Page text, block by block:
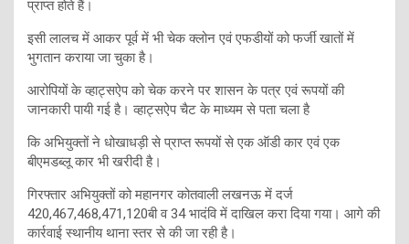
प्राप्त होते हैं।
इसी लालच में आकर पूर्व में भी चेक क्लोन एवं एफडीयों को फर्जी खातों में
भुगतान कराया जा चुका है।
आरोपियों के व्हाट्सऐप को चेक करने पर शासन के पत्र एवं रूपयों की
जानकारी पायी गई है। व्हाट्सऐप चैट के माध्यम से पता चला है
कि अभियुक्तों ने धोखाधड़ी से प्राप्त रूपयों से एक ऑडी कार एवं एक
बीएमडब्लू कार भी खरीदी है।
गिरफ्तार अभियुक्तों को महानगर कोतवाली लखनऊ में दर्ज
420,467,468,471,120बी व 34 भादंवि में दाखिल करा दिया गया। आगे की
कार्रवाई स्थानीय थाना स्तर से की जा रही है।